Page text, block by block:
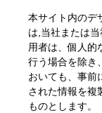
本サイト内のデ
は,当社または
用者は、個人的
行う場合を除き
おいても、事前
された情報を複
ものとします。